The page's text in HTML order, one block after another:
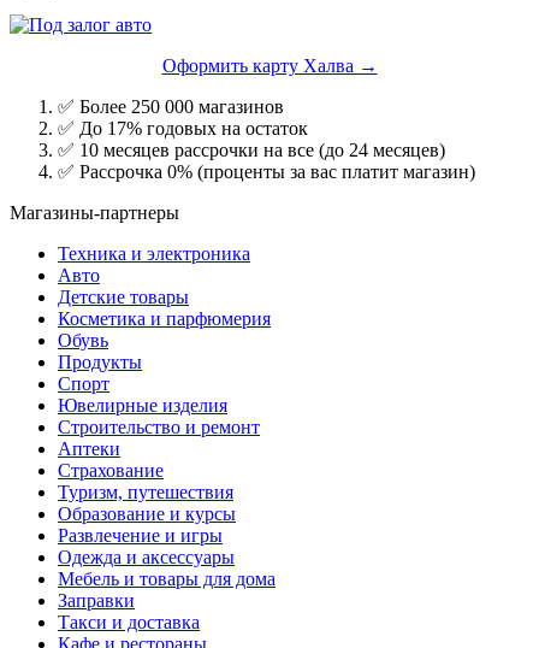
Оформить карту Халва →
✅ Более 250 000 магазинов
✅ До 17% годовых на остаток
✅ 10 месяцев рассрочки на все (до 24 месяцев)
✅ Рассрочка 0% (проценты за вас платит магазин)
Магазины-партнеры
Техника и электроника
Авто
Детские товары
Косметика и парфюмерия
Обувь
Продукты
Спорт
Ювелирные изделия
Строительство и ремонт
Аптеки
Страхование
Туризм, путешествия
Образование и курсы
Развлечение и игры
Одежда и аксессуары
Мебель и товары для дома
Заправки
Такси и доставка